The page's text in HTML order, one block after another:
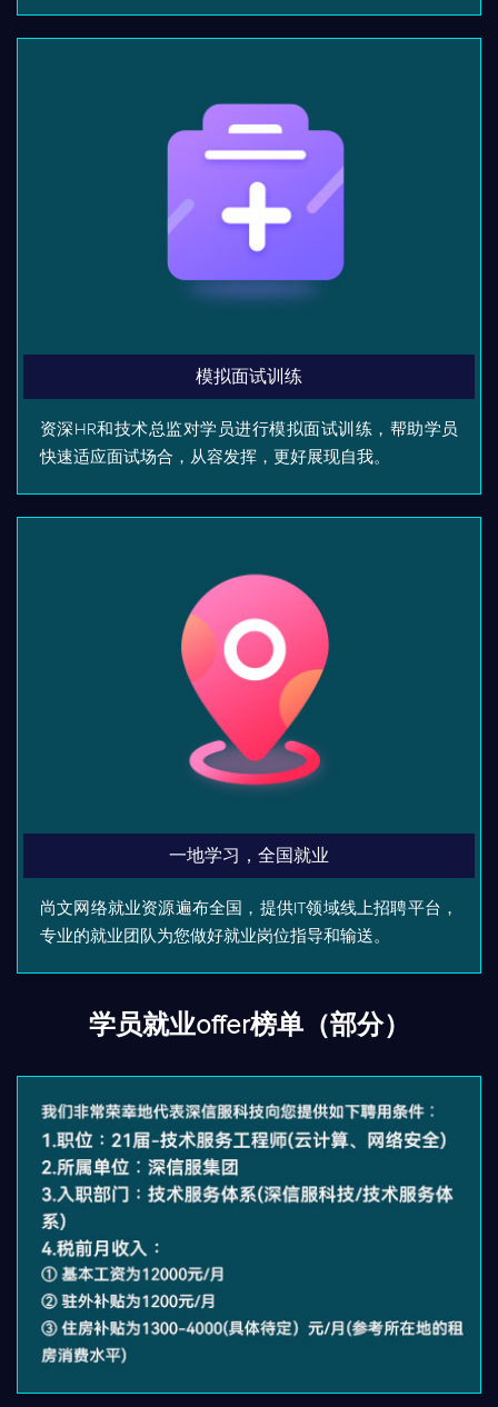
模拟面试训练
资深HR和技术总监对学员进行模拟面试训练，帮助学员
快速适应面试场合，从容发挥，更好展现自我。
一地学习，全国就业
尚文网络就业资源遍布全国，提供IT领域线上招聘平台，
专业的就业团队为您做好就业岗位指导和输送。
学员就业offer榜单（部分）